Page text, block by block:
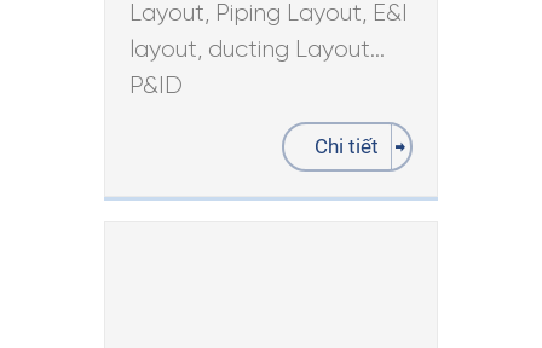
Layout, Piping Layout, E&I
layout, ducting Layout…
P&ID
Chi tiết